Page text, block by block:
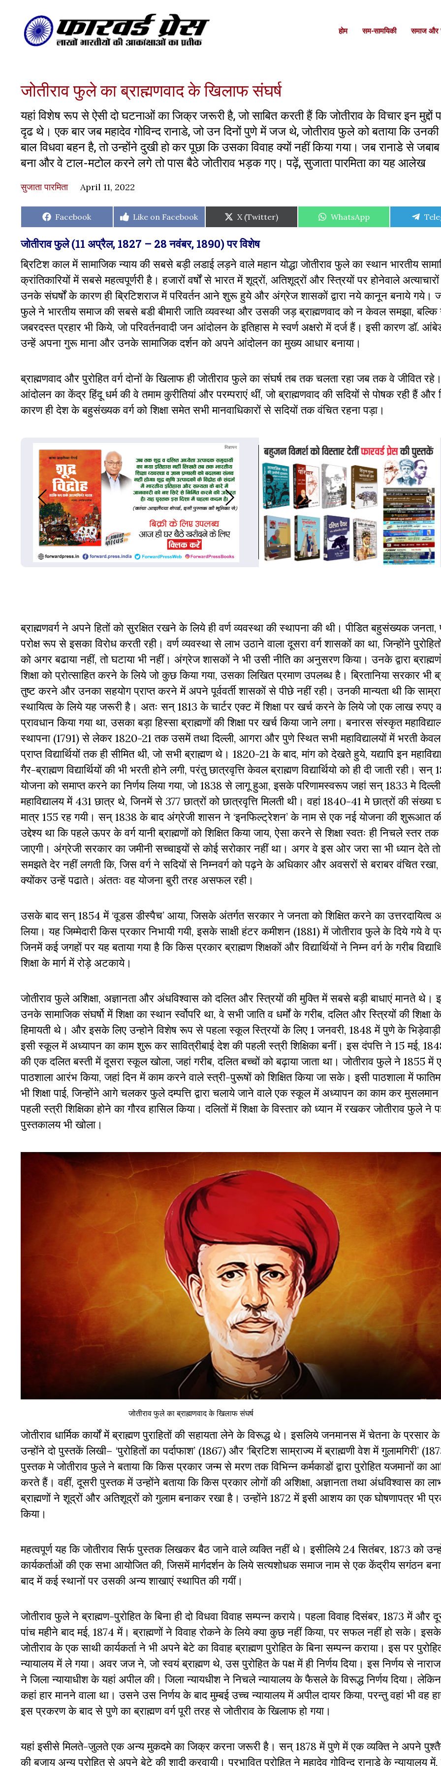
होम सम-सामयिकी समाज और
जोतीराव फुले का ब्राह्मणवाद के खिलाफ संघर्ष
यहां विशेष रूप से ऐसी दो घटनाओं का जिक्र जरूरी है, जो साबित करती हैं कि जोतीराव के विचार इन मुद्दों
दृढ थे। एक बार जब महादेव गोविन्द रानाडे, जो उन दिनों पुणे में जज थे, जोतीराव फुले को बताया कि
बाल विधवा बहन है, तो उन्होंने दुखी हो कर पूछा कि उसका विवाह क्यों नहीं किया गया। जब रानाडे से
बना और वे टाल-मटोल करने लगे तो पास बैठे जोतीराव भड़क गए। पढ़ें, सुजाता पारमिता का यह आलेख
सुजाता पारमिता April 11, 2022
Share
Facebook
Share
Like on Facebook
Share
on
X (Twitter)
Share
WhatsApp
जोतीराव फुले (11 अप्रैल, 1827 – 28 नवंबर, 1890) पर विशेष
ब्रिटिश काल में सामाजिक न्याय की सबसे बड़ी लडाई लड़ने वाले महान योद्धा जोतीराव फुले का स्थान भारतीय
क्रांतिकारियों में सबसे महत्वपूर्णरी है। हजारों वर्षों से भारत में शूद्रों, अतिशूद्रों और स्त्रियों पर होनेवाले
उनके संघर्षों के कारण ही ब्रिटिशराज में परिवर्तन आने शुरू हुये और अंग्रेज शासकों द्वारा नये कानून बनाये गये।
फुले ने भारतीय समाज की सबसे बडी बीमारी जाति व्यवस्था और उसकी जड़ ब्राह्मणवाद को न केवल समझा,
जबरदस्त प्रहार भी किये, जो परिवर्तनवादी जन आंदोलन के इतिहास मे स्वर्ण अक्षरो में दर्ज हैं। इसी कारण डॉ.
उन्हें अपना गुरू माना और उनके सामाजिक दर्शन को अपने आंदोलन का मुख्य आधार बनाया।
ब्राह्मणवाद और पुरोहित वर्ग दोनों के खिलाफ ही जोतीराव फुले का संघर्ष तब तक चलता रहा जब तक वे जीवित
आंदोलन का केंद्र हिंदू धर्म की वे तमाम कुरीतियां और परम्पराएं थीं, जो ब्राह्मणवाद की सदियों से पोषक रही हैं
कारण ही देश के बहुसंख्यक वर्ग को शिक्षा समेत सभी मानवाधिकारों से सदियों तक वंचित रहना पड़ा।
ब्राह्मणवर्ग ने अपने हितों को सुरक्षित रखने के लिये ही वर्ण व्यवस्था की स्थापना की थी। पीडित बहुसंख्यक जनता,
परोक्ष रूप से इसका विरोध करती रही। वर्ण व्यवस्था से लाभ उठाने वाला दूसरा वर्ग शासकों का था, जिन्होंने
को अगर बढाया नहीं, तो घटाया भी नहीं। अंग्रेज शासकों ने भी उसी नीति का अनुसरण किया। उनके द्वारा
शिक्षा को प्रोत्साहित करने के लिये जो कुछ किया गया, उसका लिखित प्रमाण उपलब्ध है। ब्रितानिया सरकार भी
तुष्ट करने और उनका सहयोग प्राप्त करने में अपने पूर्ववर्ती शासकों से पीछे नहीं रही। उनकी मान्यता थी कि
स्थायित्व के लिये यह जरूरी है। अतः सन् 1813 के चार्टर एक्ट में शिक्षा पर खर्च करने के लिये जो एक लाख रुपए
प्रावधान किया गया था, उसका बड़ा हिस्सा ब्राह्मणों की शिक्षा पर खर्च किया जाने लगा। बनारस संस्कृत
स्थापना (1791) से लेकर 1820-21 तक उसमें तथा दिल्ली, आगरा और पुणे स्थित सभी महाविद्यालयों में भरती केवल
प्राप्त विद्यार्थियों तक ही सीमित थी, जो सभी ब्राह्मण थे। 1820-21 के बाद, मांग को देखते हुये, यद्यापि इन
गैर-ब्राह्मण विद्यार्थियों की भी भरती होने लगी, परंतु छात्रवृत्ति केवल ब्राह्मण विद्यार्थियो को ही दी जाती रही।
योजना को समाप्त करने का निर्णय लिया गया, जो 1838 से लागू हुआ, इसके परिणामस्वरूप जहां सन् 1833 मे दिल्ली
महाविद्यालय में 431 छात्र थे, जिनमें से 377 छात्रों को छात्रवृत्ति मिलती थी। वहां 1840-41 मे छात्रों की
मात्र 155 रह गयी। सन् 1838 के बाद अंग्रेजी शासन ने ‘इनफिल्ट्रेशन’ के नाम से एक नई योजना की शुरूआत
उद्देश्य था कि पहले ऊपर के वर्ग यानी ब्राह्मणों को शिक्षित किया जाय, ऐसा करने से शिक्षा स्वतः ही निचले स्तर
जाएगी। अंग्रेजी सरकार का जमीनी सच्चाइयों से कोई सरोकार नहीं था। अगर वे इस ओर जरा सा भी ध्यान देते
समझते देर नहीं लगती कि, जिस वर्ग ने सदियों से निम्नवर्ग को पढ़ने के अधिकार और अवसरों से बराबर वंचित
क्योंकर उन्हें पढाते। अंततः वह योजना बुरी तरह असफल रही।
उसके बाद सन् 1854 में ‘वूडस डीस्पैच’ आया, जिसके अंतर्गत सरकार ने जनता को शिक्षित करने का उत्तरदायित्व
लिया। यह जिम्मेदारी किस प्रकार निभायी गयी, इसके साक्षी हंटर कमीशन (1881) में जोतीराव फुले के दिये गये वे
जिनमें कई जगहों पर यह बताया गया है कि किस प्रकार ब्राह्मण शिक्षकों और विद्यार्थियों ने निम्न वर्ग के गरीब
शिक्षा के मार्ग में रोड़े अटकाये।
जोतीराव फुले अशिक्षा, अज्ञानता और अंधविश्वास को दलित और स्त्रियों की मुक्ति में सबसे बड़ी बाधाएं मानते थे।
उनके सामाजिक संघर्षो में शिक्षा का स्थान र्स्वोपरि था, वे सभी जाति व धर्मों के गरीब, दलित और स्त्रियों की
हिमायती थे। और इसके लिए उन्होने विशेष रूप से पहला स्कूल स्त्रियों के लिए 1 जनवरी, 1848 में पुणे के
इसी स्कूल में अध्यापन का काम शुरू कर सावित्रीबाई देश की पहली स्त्री शिक्षिका बनीं। इस दंपत्ति ने 15 मई,
की एक दलित बस्ती में दूसरा स्कूल खोला, जहां गरीब, दलित बच्चों को बढ़ाया जाता था। जोतीराव फुले ने 1855 में
पाठशाला आरंभ किया, जहां दिन में काम करने वाले स्त्री-पुरूषों को शिक्षित किया जा सके। इसी पाठशाला में
भी शिक्षा पाई, जिन्होंने आगे चलकर फुले दम्पत्ति द्वारा चलाये जाने वाले एक स्कूल में अध्यापन का काम कर
पहली स्त्री शिक्षिका होने का गौरव हासिल किया। दलितों में शिक्षा के विस्तार को ध्यान में रखकर जोतीराव फुले ने
पुस्तकालय भी खोला।
जोतीराव फुले का ब्राह्मणवाद के खिलाफ संघर्ष
जोतीराव धार्मिक कार्यों में ब्राह्मण पुराहितों की सहायता लेने के विरूद्ध थे। इसलिये जनमानस में चेतना के प्रसार
उन्होंने दो पुस्तकें लिखी– ‘पुरोहितों का पर्दाफाश’ (1867) और ‘ब्रिटिश साम्राज्य में ब्राह्मणी वेश में गुलामगिरी’
पुस्तक मे जोतीराव फुले ने बताया कि किस प्रकार जन्म से मरण तक विभिन्न कर्मकाडों द्वारा पुरोहित यजमानों का
करते हैं। वहीं, दूसरी पुस्तक में उन्होंने बताया कि किस प्रकार लोगों की अशिक्षा, अज्ञानता तथा अंधविश्वास का
ब्राह्मणों ने शूद्रों और अतिशूद्रों को गुलाम बनाकर रखा है। उन्होंने 1872 में इसी आशय का एक घोषणापत्र भी
किया।
महत्वपूर्ण यह कि जोतीराव सिर्फ पुस्तक लिखकर बैठ जाने वाले व्यक्ति नहीं थे। इसीलिये 24 सितंबर, 1873 को
कार्यकर्ताओं की एक सभा आयोजित की, जिसमें मार्गदर्शन के लिये सत्यशोधक समाज नाम से एक केंद्रीय सगंठन
बाद में कई स्थानों पर उसकी अन्य शाखाएं स्थापित की गयीं।
जोतीराव फुले ने ब्राह्मण-पुरोहित के बिना ही दो विधवा विवाह सम्पन्न कराये। पहला विवाह दिसंबर, 1873 में और
पांच महीने बाद मई, 1874 में। ब्राह्मणों ने विवाह रोकने के लिये क्या कुछ नहीं किया, पर सफल नहीं हो सके।
जोतीराव के एक साथी कार्यकर्ता ने भी अपने बेटे का विवाह ब्राह्मण पुरोहित के बिना सम्पन्न कराया। इस पर
न्यायालय में ले गया। अवर जज ने, जो स्वयं ब्राह्मण थे, उस पुरोहित के पक्ष में ही निर्णय दिया। इस निर्णय से नाराज
ने जिला न्यायाधीश के यहां अपील की। जिला न्यायधीश ने निचले न्यायालय के फैसले के विरूद्ध निर्णय दिया। लेकिन
कहां हार मानने वाला था। उसने उस निर्णय के बाद मुम्बई उच्च न्यायालय में अपील दायर किया, परन्तु वहां भी वह
इस प्रकरण के बाद से पुणे का ब्राह्मण वर्ग पूरी तरह से जोतीराव के खिलाफ हो गया।
यहां इसीसे मिलते-जुलते एक अन्य मुकदमे का जिक्र करना जरूरी है। सन् 1878 में पुणे में एक व्यक्ति ने अपने
की बजाय अन्य पुरोहित से अपने बेटे की शादी करवायी। प्रभावित पुरोहित ने महादेव गोविन्द रानाडे के न्यायालय